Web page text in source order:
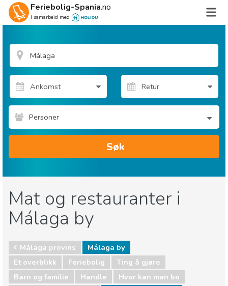
Feriebolig-Spania.no
I samarbeid med
Personer
Søk
Mat og restauranter i
Málaga by
Málaga provins
Málaga by
Et overblikk
Feriebolig
Ting å gjøre
Barn og familie
Handle
Hvor kan man bo